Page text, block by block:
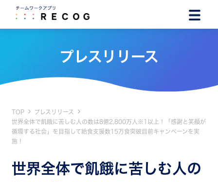
プレスリリース
TOP
プレスリリース
世界全体で飢餓に苦しむ人の数は8億2,800万人※1以上！「感謝と笑顔が
循環する社会」を目指して給食支援数15万食突破目前キャンペーンを実
施！
世界全体で飢餓に苦しむ人の